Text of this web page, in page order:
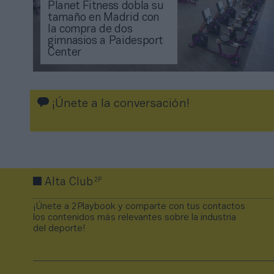
Planet Fitness dobla su
tamaño en Madrid con
la compra de dos
gimnasios a Paidesport
Center
¡Únete a la conversación!
Alta Club2P
¡Únete a 2Playbook y comparte con tus contactos
los contenidos más relevantes sobre la industria
del deporte!